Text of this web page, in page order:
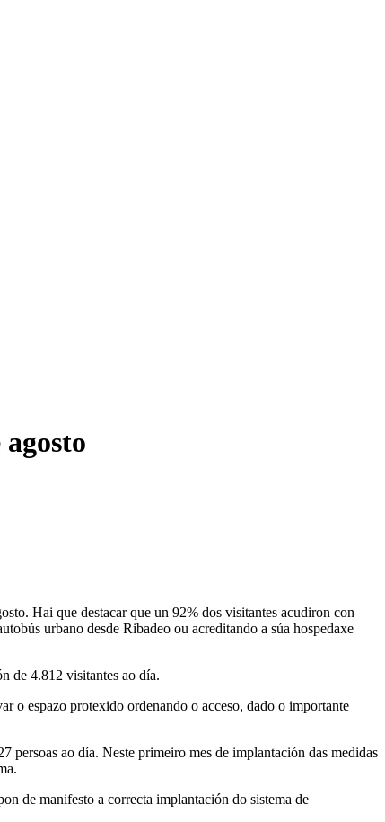
Hai que destacar que un 92% dos visitantes acudiron con
urbano desde Ribadeo ou acreditando a súa hospedaxe
de 4.812 visitantes ao día.
o espazo protexido ordenando o acceso, dado o importante
persoas ao día. Neste primeiro mes de implantación das medidas
de manifesto a correcta implantación do sistema de